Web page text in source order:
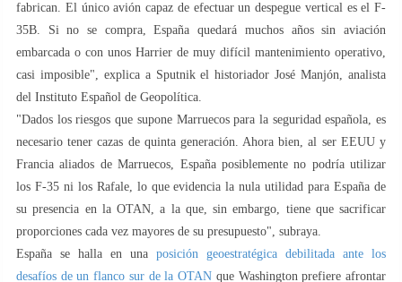
fabrican. El único avión capaz de efectuar un despegue vertical es el F-
35B. Si no se compra, España quedará muchos años sin aviación
embarcada o con unos Harrier de muy difícil mantenimiento operativo,
casi imposible", explica a Sputnik el historiador José Manjón, analista
del Instituto Español de Geopolítica.
"Dados los riesgos que supone Marruecos para la seguridad española, es
necesario tener cazas de quinta generación. Ahora bien, al ser EEUU y
Francia aliados de Marruecos, España posiblemente no podría utilizar
los F-35 ni los Rafale, lo que evidencia la nula utilidad para España de
su presencia en la OTAN, a la que, sin embargo, tiene que sacrificar
proporciones cada vez mayores de su presupuesto", subraya.
España se halla en una posición geoestratégica debilitada ante los
desafíos de un flanco sur de la OTAN que Washington prefiere afrontar